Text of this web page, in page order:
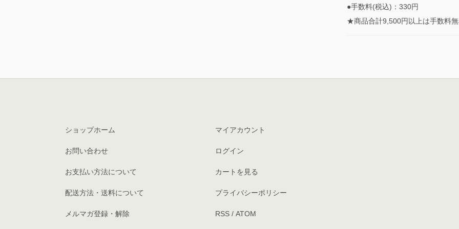
●手数料(税込)：330円
★商品合計9,500円以上は手数料
ショップホーム
お問い合わせ
お支払い方法について
配送方法・送料について
メルマガ登録・解除
マイアカウント
ログイン
カートを見る
プライバシーポリシー
RSS/ ATOM